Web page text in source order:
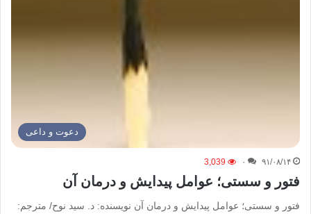
دعوت و داعی
۹۱/۰۸/۱۴ ۰ 3,039
فتور و سستی؛ عوامل پیدایش و درمان آن
فتور و سستی؛ عوامل پیدایش و درمان آن نویسنده: د. سید نوح/ مترجم: